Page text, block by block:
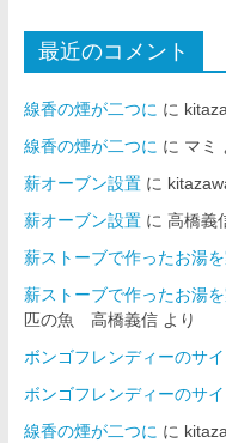
最近のコメント
線香の煙が二つに に
線香の煙が二つに に マミ
薪オーブン設置に
薪オーブン設置に 高橋義
薪ストーブで作ったお湯を
薪ストーブで作ったお湯を
匹の魚 高橋義信より
ボンゴフレンディーのサ
ボンゴフレンディーのサ
線香の煙が二つに に